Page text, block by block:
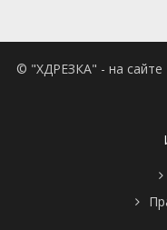
© "ХДРЕЗКА" - на сайте